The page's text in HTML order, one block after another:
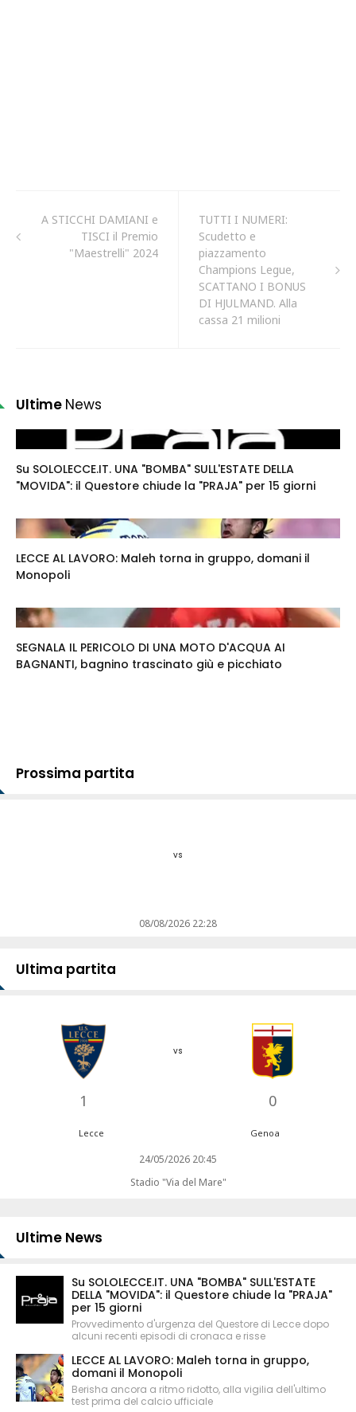
A STICCHI DAMIANI e
TISCI il Premio
"Maestrelli" 2024
TUTTI I NUMERI:
Scudetto e
piazzamento
Champions Legue,
SCATTANO I BONUS
DI HJULMAND. Alla
cassa 21 milioni
Ultime News
Su SOLOLECCE.IT. UNA "BOMBA" SULL'ESTATE DELLA
"MOVIDA": il Questore chiude la "PRAJA" per 15 giorni
LECCE AL LAVORO: Maleh torna in gruppo, domani il
Monopoli
SEGNALA IL PERICOLO DI UNA MOTO D'ACQUA AI
BAGNANTI, bagnino trascinato giù e picchiato
Prossima partita
vs
08/08/2026 22:28
Ultima partita
1
vs
0
Lecce Genoa
24/05/2026 20:45
Stadio "Via del Mare"
Ultime News
Su SOLOLECCE.IT. UNA "BOMBA" SULL'ESTATE
DELLA "MOVIDA": il Questore chiude la "PRAJA"
per 15 giorni
Provvedimento d'urgenza del Questore di Lecce dopo
alcuni recenti episodi di cronaca e risse
LECCE AL LAVORO: Maleh torna in gruppo,
domani il Monopoli
Berisha ancora a ritmo ridotto, alla vigilia dell'ultimo
test prima del calcio ufficiale